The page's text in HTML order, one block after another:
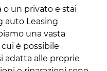
o un privato e stai
auto Leasing
una vasta
è possibile
adatta alle proprie